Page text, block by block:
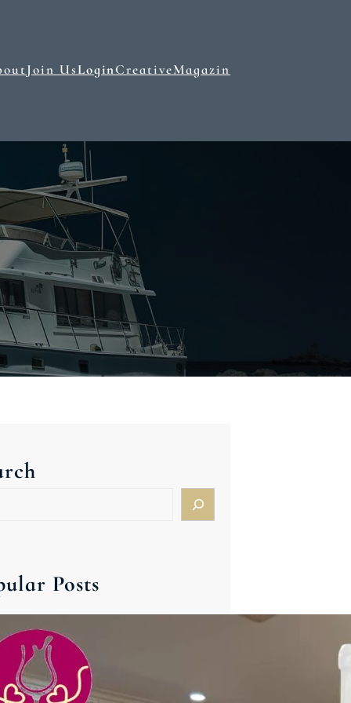
Join UsLoginCreativeMagazin
Posts
ハンガリー＆東欧ワイン新春バ
ンケット